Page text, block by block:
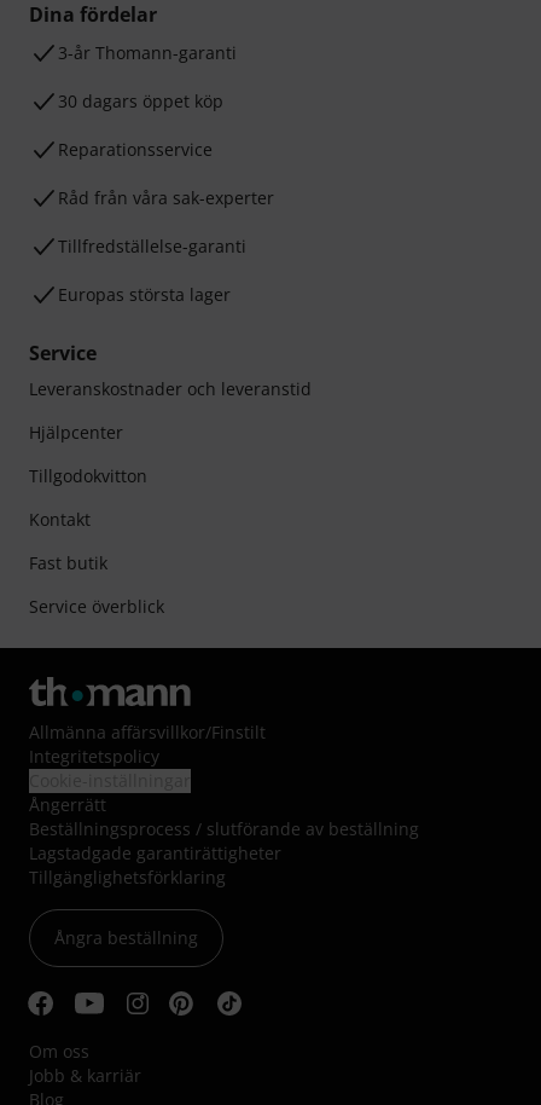
Dina fördelar
3-år Thomann-garanti
30 dagars öppet köp
Reparationsservice
Råd från våra sak-experter
Tillfredställelse-garanti
Europas största lager
Service
Leveranskostnader och leveranstid
Hjälpcenter
Tillgodokvitton
Kontakt
Fast butik
Service överblick
Allmänna affärsvillkor/Finstilt
Integritetspolicy
Ångerrätt
Beställningsprocess / slutförande av beställning
Lagstadgade garantirättigheter
Tillgänglighetsförklaring
Ångra beställning
Om oss
Jobb & karriär
Blog